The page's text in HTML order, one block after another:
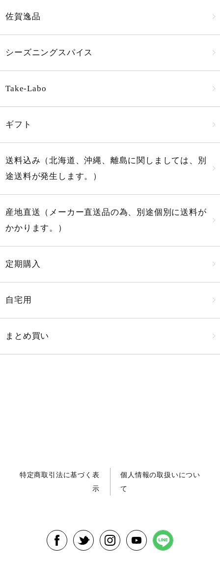
佐賀逸品
シーズニングスパイス
Take-Labo
ギフト
送料込み（北海道、沖縄、離島に関しましては、別
途送料が発生します。）
産地直送（メーカー直送品の為、別途個別に送料が
かかります。）
定期購入
自宅用
まとめ買い
特定商取引法に基づく表
示
個人情報の取扱いについ
て